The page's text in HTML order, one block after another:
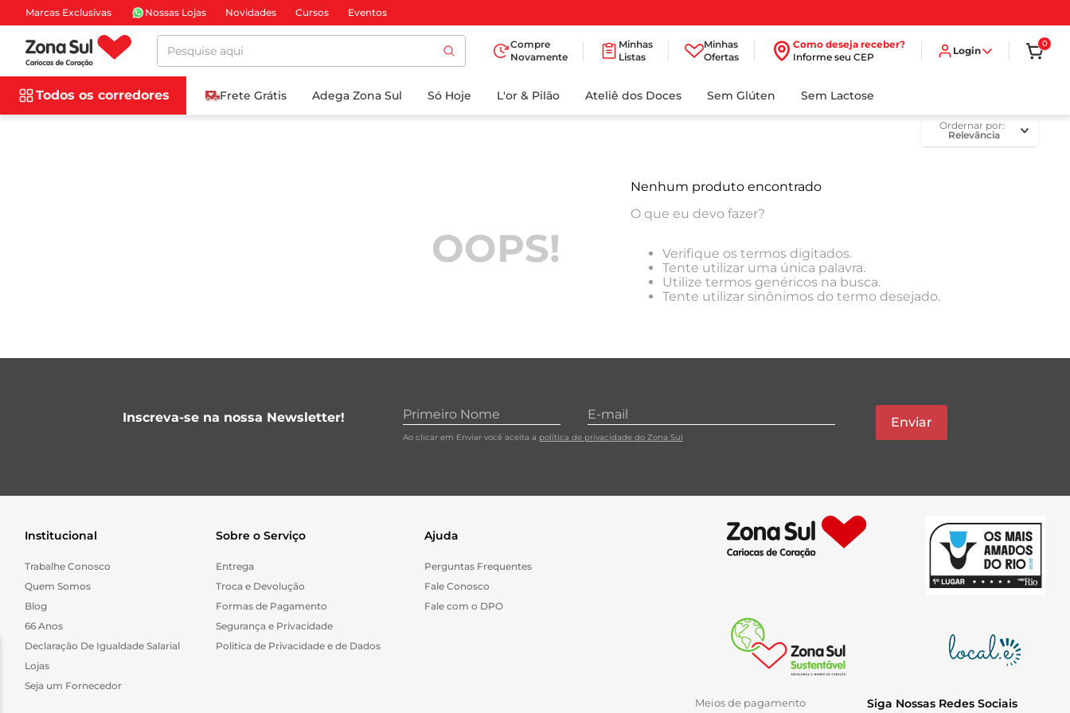
Marcas Exclusivas Nossas Lojas Novidades Cursos Eventos
Pesquise aqui
Compre
Novamente
Minhas
Listas
Minhas
Ofertas
Como deseja receber?
Informe seu CEP
Login
0
Todos os corredores Frete Grátis Adega Zona Sul Só Hoje L'or & Pilão Ateliê dos Doces Sem Glúten Sem Lactose
ordernar por
Relevância
OOPS!
Nenhum produto encontrado
O que eu devo fazer?
Verifique os termos digitados.
Tente utilizar uma única palavra.
Utilize termos genéricos na busca.
Tente utilizar sinônimos do termo desejado.
Inscreva-se na nossa Newsletter!
Ao clicar em Enviar você aceita a política de privacidade do Zona Sul
Enviar
Institucional
Trabalhe Conosco
Quem Somos
Blog
66 Anos
Declaração De Igualdade Salarial
Lojas
Seja um Fornecedor
Sobre o Serviço
Entrega
Troca e Devolução
Formas de Pagamento
Segurança e Privacidade
Politica de Privacidade e de Dados
Ajuda
Perguntas Frequentes
Fale Conosco
Fale com o DPO
Meios de pagamento Siga Nossas Redes Sociais
BUSCADOS
5
detergente
6º
azeite